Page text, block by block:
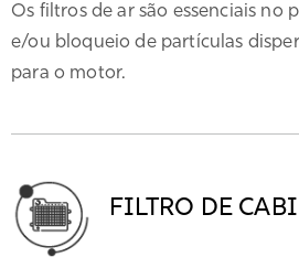
Os filtros de ar são essenciais no
e/ou bloqueio de partículas
para o motor.
FILTRO DE